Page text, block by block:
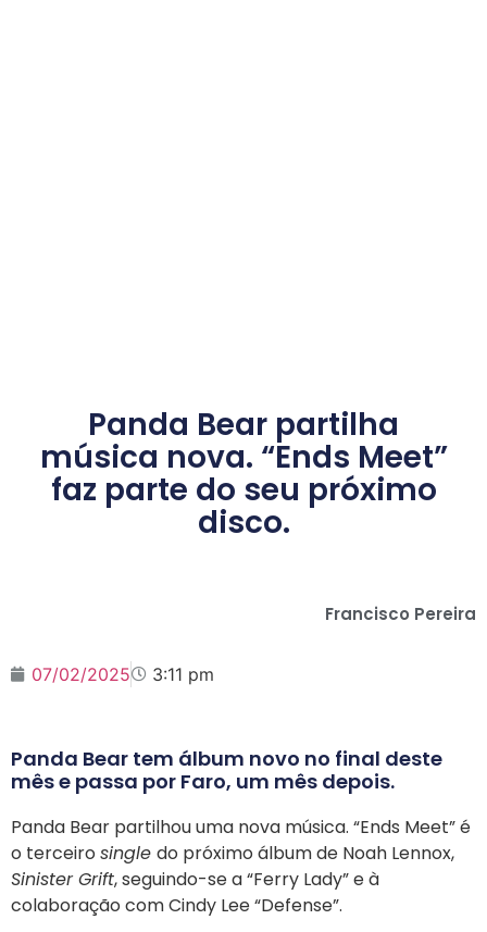
Panda Bear partilha
música nova. “Ends Meet”
faz parte do seu próximo
disco.
Francisco Pereira
07/02/2025 3:11 pm
Panda Bear tem álbum novo no final deste
mês e passa por Faro, um mês depois.
Panda Bear partilhou uma nova música. “Ends Meet” é
o terceiro single do próximo álbum de Noah Lennox,
Sinister Grift, seguindo-se a “Ferry Lady” e à
colaboração com Cindy Lee “Defense”.